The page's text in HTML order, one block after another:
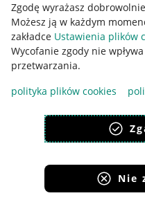
Zgodę wyrażasz
Możesz ją w każdym
zakładce Ustawienia plików
Wycofanie zgody nie
przetwarzania.
polityka plików cookies
Nie
Pobierz aplikację
Korzystanie z serwisu